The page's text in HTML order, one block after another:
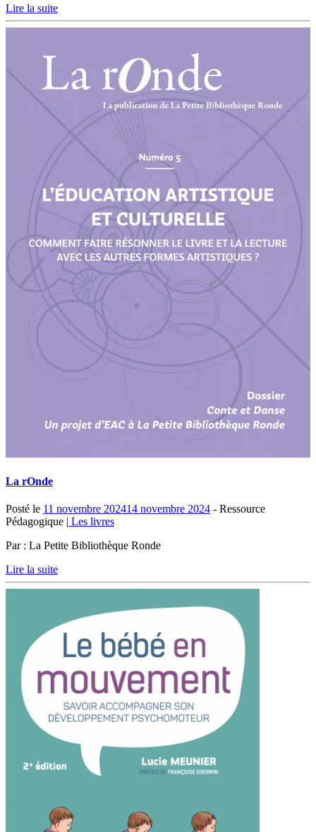
Lire la suite
La rOnde
Posté le 11 novembre 202414 novembre 2024 - Ressource
Pédagogique |
Les livres
Par : La Petite Bibliothèque Ronde
Lire la suite